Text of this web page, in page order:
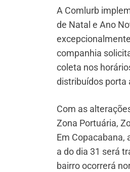
A Comlurb
de Natal e Ano
companhia
coleta nos
distribuídos porta
Com as
Zona Portuária,
Em Copacabana,
a do dia 31 será
bairro ocorrerá